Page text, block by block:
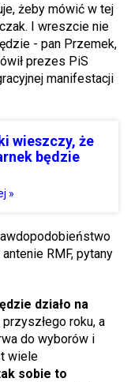
żeby mówić w tej
I wreszcie nie
- pan Przemek,
prezes PiS
manifestacji
wieszczy, że
będzie
»
RMF, pytany
działo na
roku, a
do wyborów i
wiele
sobie to